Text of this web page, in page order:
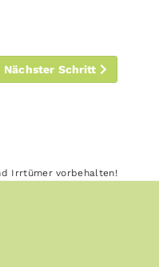
Nächster Schritt
Irrtümer vorbehalten!